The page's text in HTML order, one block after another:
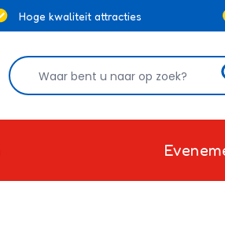
Hoge kwaliteit attracties